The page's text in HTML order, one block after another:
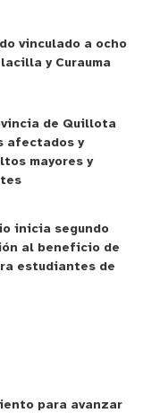
vinculado a ocho
y Curauma
de Quillota
afectados y
mayores y
inicia segundo
al beneficio de
estudiantes de
para avanzar